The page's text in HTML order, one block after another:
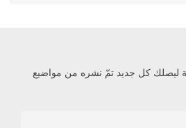
ليصلك كل جديد تمّ نشره من مواضيع